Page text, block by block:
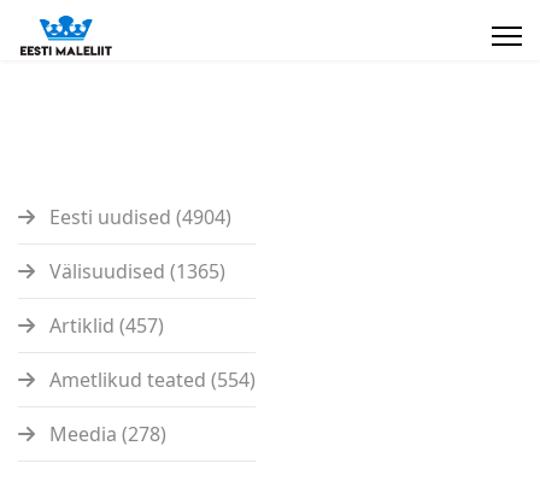
Eesti uudised (4904)
Välisuudised (1365)
Artiklid (457)
Ametlikud teated (554)
Meedia (278)